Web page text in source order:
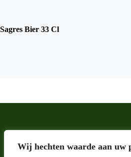
Wij hechten waarde aan uw
Sagres Bier 33 Cl